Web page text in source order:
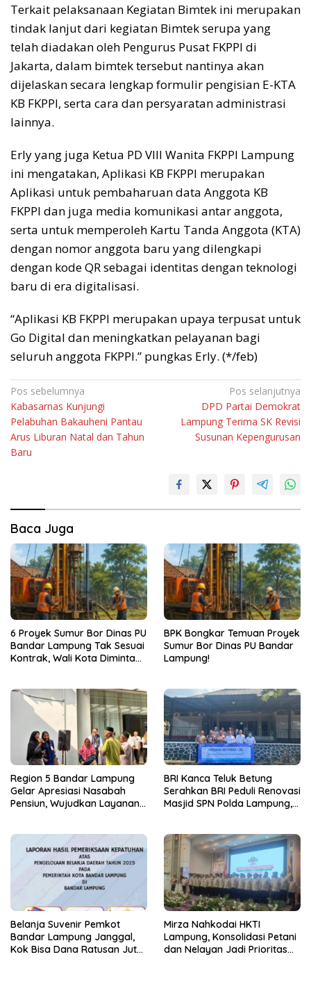
Terkait pelaksanaan Kegiatan Bimtek ini merupakan
tindak lanjut dari kegiatan Bimtek serupa yang
telah diadakan oleh Pengurus Pusat FKPPI di
Jakarta, dalam bimtek tersebut nantinya akan
dijelaskan secara lengkap formulir pengisian E-KTA
KB FKPPI, serta cara dan persyaratan administrasi
lainnya.
Erly yang juga Ketua PD VIII Wanita FKPPI Lampung
ini mengatakan, Aplikasi KB FKPPI merupakan
Aplikasi untuk pembaharuan data Anggota KB
FKPPI dan juga media komunikasi antar anggota,
serta untuk memperoleh Kartu Tanda Anggota (KTA)
dengan nomor anggota baru yang dilengkapi
dengan kode QR sebagai identitas dengan teknologi
baru di era digitalisasi.
“Aplikasi KB FKPPI merupakan upaya terpusat untuk
Go Digital dan meningkatkan pelayanan bagi
seluruh anggota FKPPI.” pungkas Erly. (*/feb)
Navigasi
pos
Pos sebelumnya
Kabasarnas Kunjungi
Pelabuhan Bakauheni Pantau
Arus Liburan Natal dan Tahun
Baru
Pos selanjutnya
DPD Partai Demokrat
Lampung Terima SK Revisi
Susunan Kepengurusan
Baca Juga
6 Proyek Sumur Bor Dinas PU
Bandar Lampung Tak Sesuai
Kontrak, Wali Kota Diminta
BPK Bongkar Temuan Proyek
Sumur Bor Dinas PU Bandar
Lampung!
Region 5 Bandar Lampung
Gelar Apresiasi Nasabah
Pensiun, Wujudkan Layanan
BRI Kanca Teluk Betung
Serahkan BRI Peduli Renovasi
Masjid SPN Polda Lampung,
Belanja Suvenir Pemkot
Bandar Lampung Janggal,
Kok Bisa Dana Ratusan Juta
Mirza Nahkodai HKTI
Lampung, Konsolidasi Petani
dan Nelayan Jadi Prioritas